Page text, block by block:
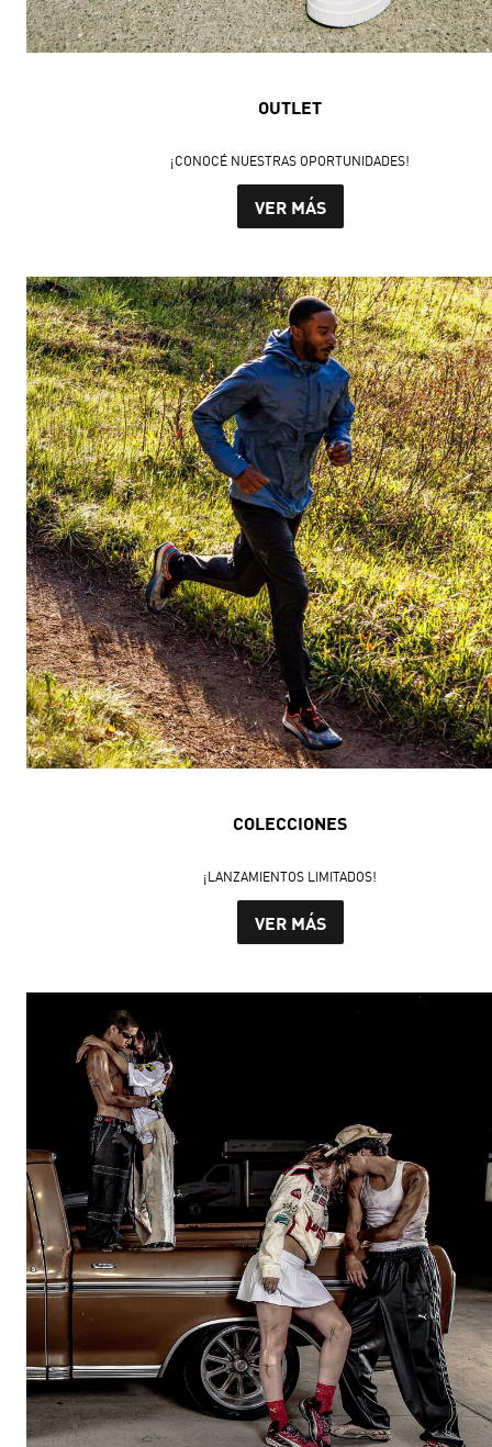
OUTLET
¡CONOCÉ NUESTRAS OPORTUNIDADES!
VER MÁS
COLECCIONES
¡LANZAMIENTOS LIMITADOS!
VER MÁS